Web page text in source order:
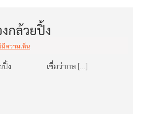
กล้วยปิ้ง
มีความเห็น
วยปิ้ง เชื่อว่ากล […]